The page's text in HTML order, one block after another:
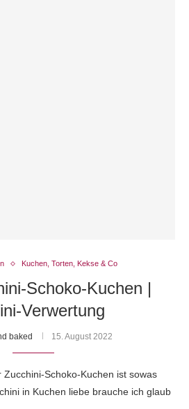
Kuchen, Torten, Kekse & Co
Schoko-Kuchen |
Verwertung
baked 15. August 2022
Schoko-Kuchen ist sowas
in Kuchen liebe brauche ich glaub